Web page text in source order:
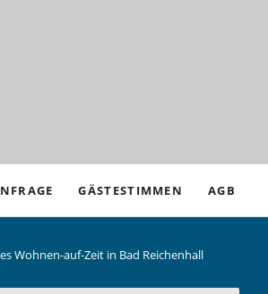
GÄSTESTIMMEN AGB
Wohnen-auf-Zeit in Bad Reichenhall